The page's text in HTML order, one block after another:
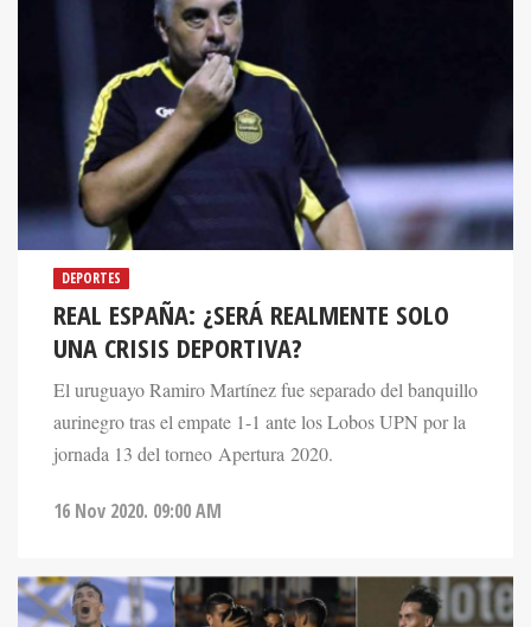
DEPORTES
REAL ESPAÑA: ¿SERÁ REALMENTE SOLO
UNA CRISIS DEPORTIVA?
El uruguayo Ramiro Martínez fue separado del banquillo
aurinegro tras el empate 1-1 ante los Lobos UPN por la
jornada 13 del torneo Apertura 2020.
16 Nov 2020. 09:00 AM